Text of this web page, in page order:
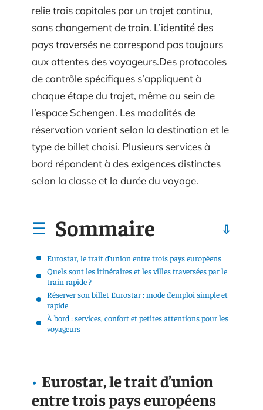
relie trois capitales par un trajet continu,
sans changement de train. L’identité des
pays traversés ne correspond pas toujours
aux attentes des voyageurs.Des protocoles
de contrôle spécifiques s’appliquent à
chaque étape du trajet, même au sein de
l’espace Schengen. Les modalités de
réservation varient selon la destination et le
type de billet choisi. Plusieurs services à
bord répondent à des exigences distinctes
selon la classe et la durée du voyage.
Sommaire
Eurostar, le trait d’union entre trois pays européens
Quels sont les itinéraires et les villes traversées par le
train rapide ?
Réserver son billet Eurostar : mode d’emploi simple et
rapide
À bord : services, confort et petites attentions pour les
voyageurs
Eurostar, le trait d’union
entre trois pays européens